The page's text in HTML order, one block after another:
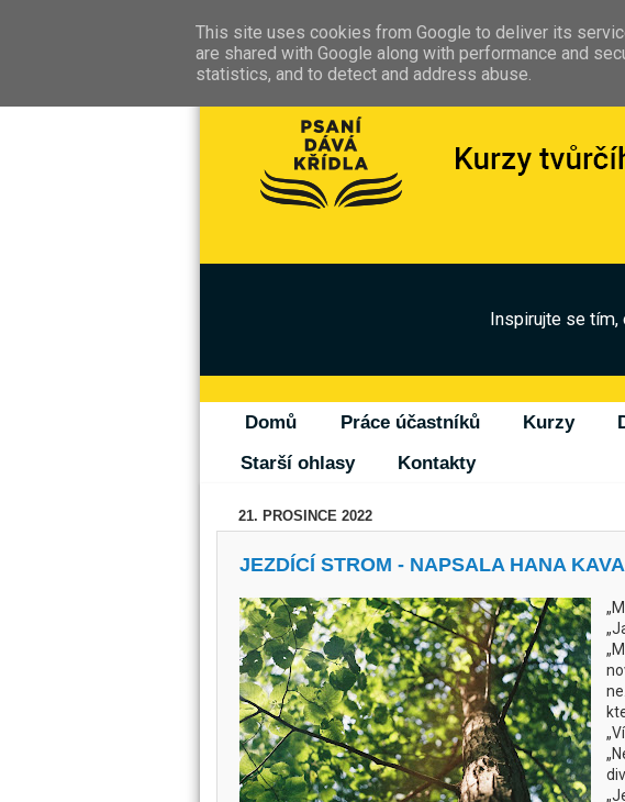
Inspirujte se
Domů Práce účastníků Kurzy
Starší ohlasy
Kontakty
21. PROSINCE 2022
JEZDÍCÍ STROM - NAPSALA HANA
This site uses cookies from Google to deliver its
are shared with Google along with performance and
statistics, and to detect and address abuse.